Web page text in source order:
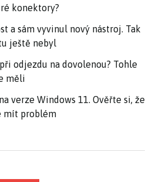
konektory?
a sám vyvinul nový nástroj. Tak
ještě nebyl
odjezdu na dovolenou? Tohle
měli
verze Windows 11. Ověřte si, že
mít problém